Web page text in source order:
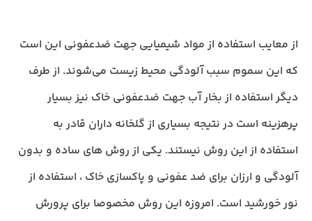
از معایب استفاده از مواد شیمیایی جهت ضدعفونی این است
که این سموم سبب آلودگی محیط زیست می‌شوند. از طرف
دیگر استفاده از بخار آب جهت ضدعفونی خاک نیز بسیار
پرهزینه است در نتیجه بسیاری از گلخانه داران قادر به
استفاده از این روش نیستند. یکی از روش های ساده و بدون
آلودگی و ارزان برای ضد عفونی و پاکسازی خاک ، استفاده از
نور خورشید است. امروزه این روش مخصوصا برای پرورش